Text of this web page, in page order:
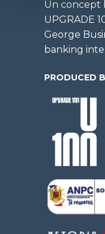
Un concept
UPGRADE
George
banking
PRODUCED